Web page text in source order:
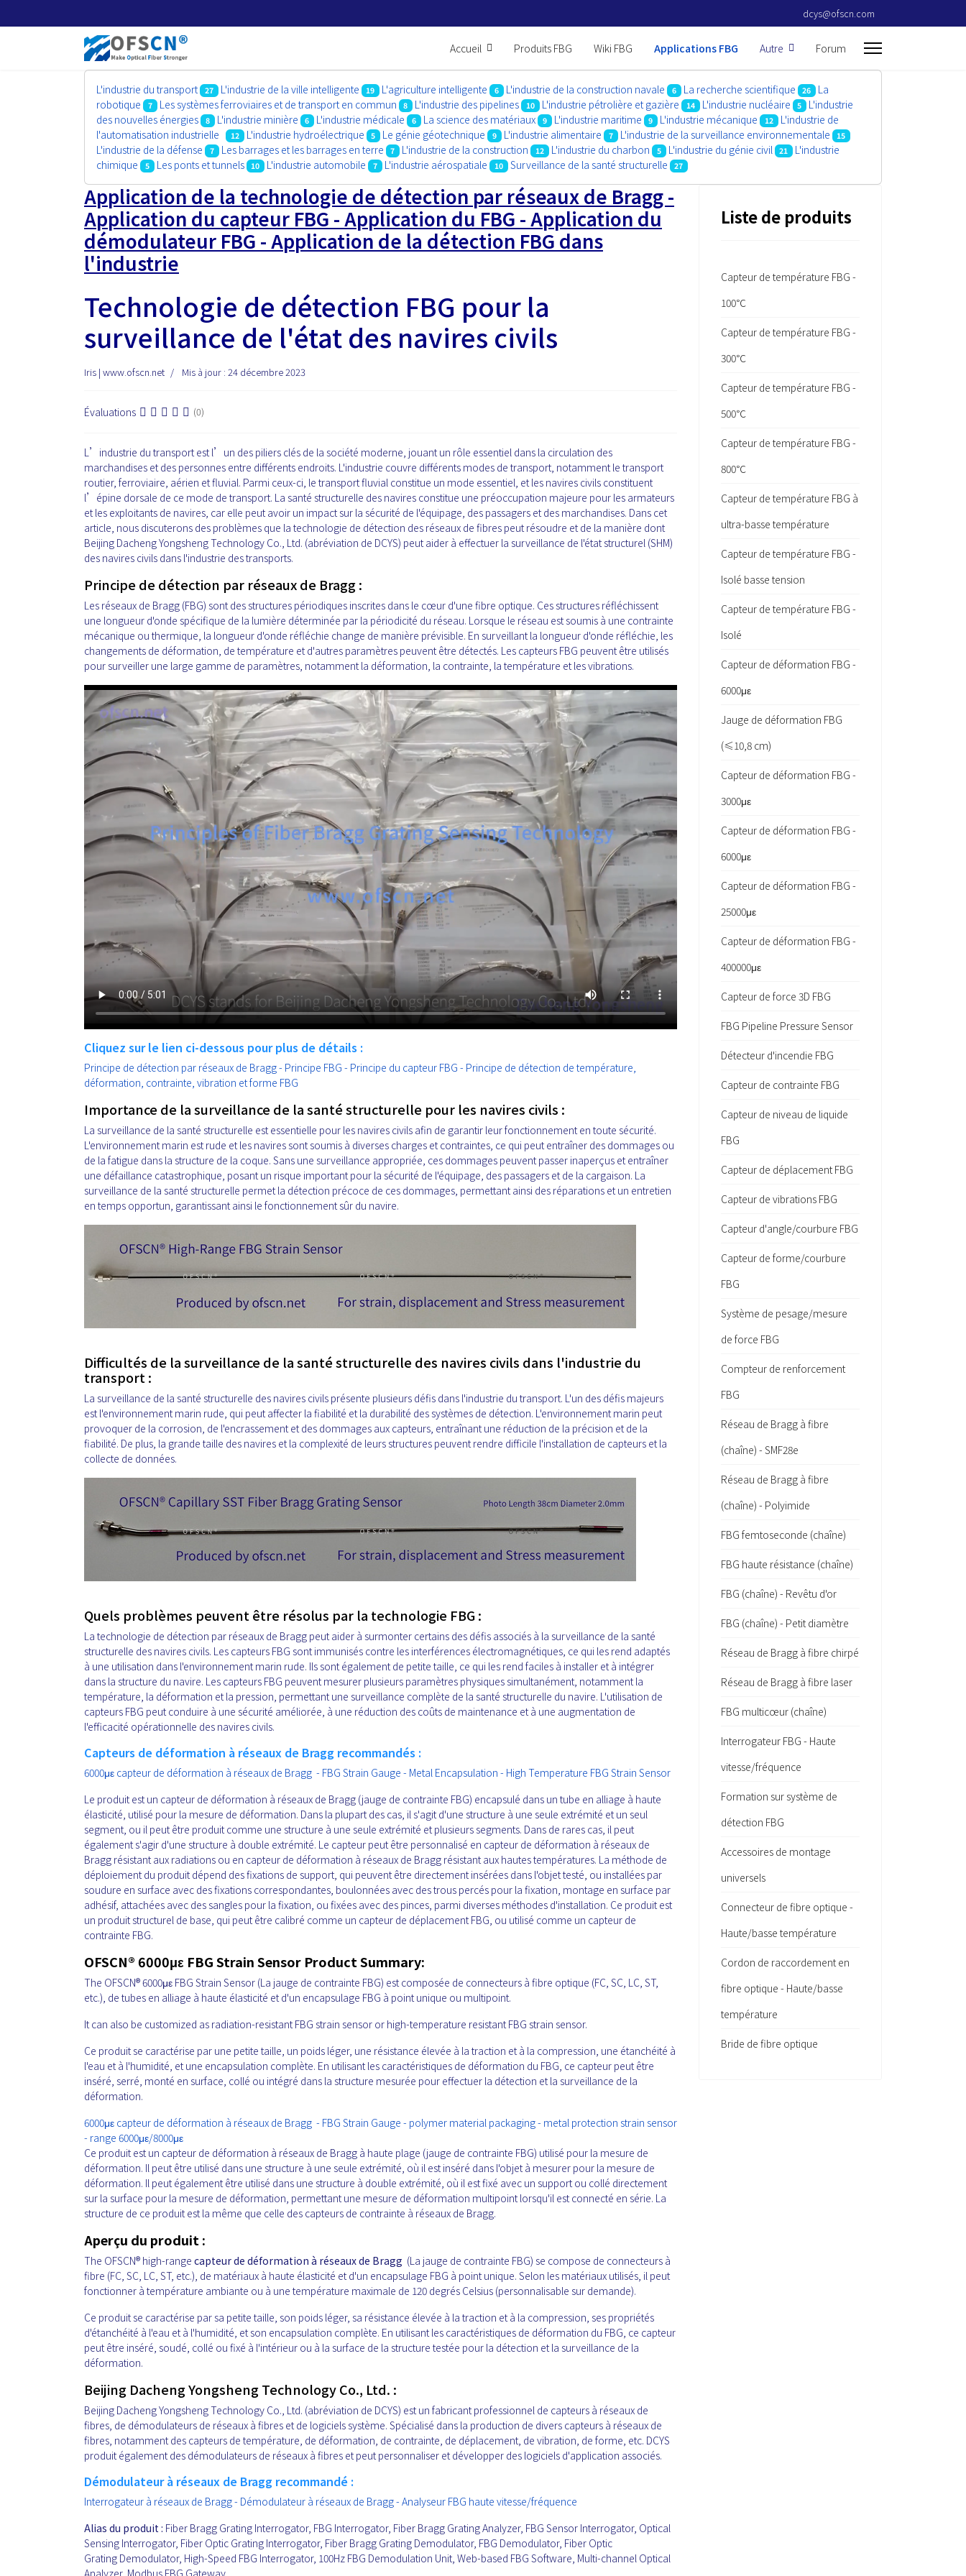
dcys@ofscn.com
Accueil Produits FBG Wiki FBG Applications FBG Autre Forum
L'industrie du transport 27 L'industrie de la ville intelligente 19 L'agriculture intelligente 6 L'industrie de la construction navale 6 La recherche scientifique 26
La
robotique
7 Les systèmes ferroviaires et de transport en commun 8 L'industrie des pipelines 10 L'industrie pétrolière et gazière 14 L'industrie nucléaire 5
L'industrie
des nouvelles énergies
8 L'industrie minière 6 L'industrie médicale 6 La science des matériaux 9 L'industrie maritime 9 L'industrie mécanique 12
L'industrie de
l'automatisation industrielle
12 L'industrie hydroélectrique 5 Le génie géotechnique 9 L'industrie alimentaire 7 L'industrie de la surveillance environnementale 15
L'industrie de la défense 7 Les barrages et les barrages en terre 7 L'industrie de la construction 12 L'industrie du charbon 5 L'industrie du génie civil 21
L'industrie
chimique
5 Les ponts et tunnels 10 L'industrie automobile 7 L'industrie aérospatiale 10 Surveillance de la santé structurelle 27
Application de la technologie de détection par réseaux de Bragg -
Application du capteur FBG - Application du FBG - Application du
démodulateur FBG - Application de la détection FBG dans
l'industrie
Technologie de détection FBG pour la
surveillance de l'état des navires civils
Iris | www.ofscn.net Mis à jour : 24 décembre 2023
Évaluations (0)
L’industrie du transport est l’un des piliers clés de la société moderne, jouant un rôle essentiel dans la circulation des
marchandises et des personnes entre différents endroits. L'industrie couvre différents modes de transport, notamment le transport
routier, ferroviaire, aérien et fluvial. Parmi ceux-ci, le transport fluvial constitue un mode essentiel, et les navires civils constituent
l’épine dorsale de ce mode de transport. La santé structurelle des navires constitue une préoccupation majeure pour les armateurs
et les exploitants de navires, car elle peut avoir un impact sur la sécurité de l'équipage, des passagers et des marchandises. Dans cet
article, nous discuterons des problèmes que la technologie de détection des réseaux de fibres peut résoudre et de la manière dont
Beijing Dacheng Yongsheng Technology Co., Ltd. (abréviation de DCYS) peut aider à effectuer la surveillance de l'état structurel (SHM)
des navires civils dans l'industrie des transports.
Principe de détection par réseaux de Bragg :
Les réseaux de Bragg (FBG) sont des structures périodiques inscrites dans le cœur d'une fibre optique. Ces structures réfléchissent
une longueur d'onde spécifique de la lumière déterminée par la périodicité du réseau. Lorsque le réseau est soumis à une contrainte
mécanique ou thermique, la longueur d'onde réfléchie change de manière prévisible. En surveillant la longueur d'onde réfléchie, les
changements de déformation, de température et d'autres paramètres peuvent être détectés. Les capteurs FBG peuvent être utilisés
pour surveiller une large gamme de paramètres, notamment la déformation, la contrainte, la température et les vibrations.
Cliquez sur le lien ci-dessous pour plus de détails :
Principe de détection par réseaux de Bragg - Principe FBG - Principe du capteur FBG - Principe de détection de température,
déformation, contrainte, vibration et forme FBG
Importance de la surveillance de la santé structurelle pour les navires civils :
La surveillance de la santé structurelle est essentielle pour les navires civils afin de garantir leur fonctionnement en toute sécurité.
L'environnement marin est rude et les navires sont soumis à diverses charges et contraintes, ce qui peut entraîner des dommages ou
de la fatigue dans la structure de la coque. Sans une surveillance appropriée, ces dommages peuvent passer inaperçus et entraîner
une défaillance catastrophique, posant un risque important pour la sécurité de l'équipage, des passagers et de la cargaison. La
surveillance de la santé structurelle permet la détection précoce de ces dommages, permettant ainsi des réparations et un entretien
en temps opportun, garantissant ainsi le fonctionnement sûr du navire.
Difficultés de la surveillance de la santé structurelle des navires civils dans l'industrie du
transport :
La surveillance de la santé structurelle des navires civils présente plusieurs défis dans l'industrie du transport. L'un des défis majeurs
est l'environnement marin rude, qui peut affecter la fiabilité et la durabilité des systèmes de détection. L'environnement marin peut
provoquer de la corrosion, de l'encrassement et des dommages aux capteurs, entraînant une réduction de la précision et de la
fiabilité. De plus, la grande taille des navires et la complexité de leurs structures peuvent rendre difficile l'installation de capteurs et la
collecte de données.
Quels problèmes peuvent être résolus par la technologie FBG :
La technologie de détection par réseaux de Bragg peut aider à surmonter certains des défis associés à la surveillance de la santé
structurelle des navires civils. Les capteurs FBG sont immunisés contre les interférences électromagnétiques, ce qui les rend adaptés
à une utilisation dans l'environnement marin rude. Ils sont également de petite taille, ce qui les rend faciles à installer et à intégrer
dans la structure du navire. Les capteurs FBG peuvent mesurer plusieurs paramètres physiques simultanément, notamment la
température, la déformation et la pression, permettant une surveillance complète de la santé structurelle du navire. L'utilisation de
capteurs FBG peut conduire à une sécurité améliorée, à une réduction des coûts de maintenance et à une augmentation de
l'efficacité opérationnelle des navires civils.
Capteurs de déformation à réseaux de Bragg recommandés :
6000με capteur de déformation à réseaux de Bragg - FBG Strain Gauge - Metal Encapsulation - High Temperature FBG Strain Sensor
Le produit est un capteur de déformation à réseaux de Bragg (jauge de contrainte FBG) encapsulé dans un tube en alliage à haute
élasticité, utilisé pour la mesure de déformation. Dans la plupart des cas, il s'agit d'une structure à une seule extrémité et un seul
segment, ou il peut être produit comme une structure à une seule extrémité et plusieurs segments. Dans de rares cas, il peut
également s'agir d'une structure à double extrémité. Le capteur peut être personnalisé en capteur de déformation à réseaux de
Bragg résistant aux radiations ou en capteur de déformation à réseaux de Bragg résistant aux hautes températures. La méthode de
déploiement du produit dépend des fixations de support, qui peuvent être directement insérées dans l'objet testé, ou installées par
soudure en surface avec des fixations correspondantes, boulonnées avec des trous percés pour la fixation, montage en surface par
adhésif, attachées avec des sangles pour la fixation, ou fixées avec des pinces, parmi diverses méthodes d'installation. Ce produit est
un produit structurel de base, qui peut être calibré comme un capteur de déplacement FBG, ou utilisé comme un capteur de
contrainte FBG.
OFSCN® 6000με FBG Strain Sensor Product Summary:
The OFSCN® 6000με FBG Strain Sensor (La jauge de contrainte FBG) est composée de connecteurs à fibre optique (FC, SC, LC, ST,
etc.), de tubes en alliage à haute élasticité et d'un encapsulage FBG à point unique ou multipoint.
It can also be customized as radiation-resistant FBG strain sensor or high-temperature resistant FBG strain sensor.
Ce produit se caractérise par une petite taille, un poids léger, une résistance élevée à la traction et à la compression, une étanchéité à
l'eau et à l'humidité, et une encapsulation complète. En utilisant les caractéristiques de déformation du FBG, ce capteur peut être
inséré, serré, monté en surface, collé ou intégré dans la structure mesurée pour effectuer la détection et la surveillance de la
déformation.
6000με capteur de déformation à réseaux de Bragg - FBG Strain Gauge - polymer material packaging - metal protection strain sensor
- range 6000με/8000με
Ce produit est un capteur de déformation à réseaux de Bragg à haute plage (jauge de contrainte FBG) utilisé pour la mesure de
déformation. Il peut être utilisé dans une structure à une seule extrémité, où il est inséré dans l'objet à mesurer pour la mesure de
déformation. Il peut également être utilisé dans une structure à double extrémité, où il est fixé avec un support ou collé directement
sur la surface pour la mesure de déformation, permettant une mesure de déformation multipoint lorsqu'il est connecté en série. La
structure de ce produit est la même que celle des capteurs de contrainte à réseaux de Bragg.
Aperçu du produit :
The OFSCN® high-range capteur de déformation à réseaux de Bragg (La jauge de contrainte FBG) se compose de connecteurs à
fibre (FC, SC, LC, ST, etc.), de matériaux à haute élasticité et d'un encapsulage FBG à point unique. Selon les matériaux utilisés, il peut
fonctionner à température ambiante ou à une température maximale de 120 degrés Celsius (personnalisable sur demande).
Ce produit se caractérise par sa petite taille, son poids léger, sa résistance élevée à la traction et à la compression, ses propriétés
d'étanchéité à l'eau et à l'humidité, et son encapsulation complète. En utilisant les caractéristiques de déformation du FBG, ce capteur
peut être inséré, soudé, collé ou fixé à l'intérieur ou à la surface de la structure testée pour la détection et la surveillance de la
déformation.
Beijing Dacheng Yongsheng Technology Co., Ltd. :
Beijing Dacheng Yongsheng Technology Co., Ltd. (abréviation de DCYS) est un fabricant professionnel de capteurs à réseaux de
fibres, de démodulateurs de réseaux à fibres et de logiciels système. Spécialisé dans la production de divers capteurs à réseaux de
fibres, notamment des capteurs de température, de déformation, de contrainte, de déplacement, de vibration, de forme, etc. DCYS
produit également des démodulateurs de réseaux à fibres et peut personnaliser et développer des logiciels d'application associés.
Démodulateur à réseaux de Bragg recommandé :
Interrogateur à réseaux de Bragg - Démodulateur à réseaux de Bragg - Analyseur FBG haute vitesse/fréquence
Alias du produit : Fiber Bragg Grating Interrogator, FBG Interrogator, Fiber Bragg Grating Analyzer, FBG Sensor Interrogator, Optical
Sensing Interrogator, Fiber Optic Grating Interrogator, Fiber Bragg Grating Demodulator, FBG Demodulator, Fiber Optic
Grating Demodulator, High-Speed FBG Interrogator, 100Hz FBG Demodulation Unit, Web-based FBG Software, Multi-channel Optical
Analyzer, Modbus FBG Gateway.
Liste de produits
Capteur de température FBG -
100℃
Capteur de température FBG -
300℃
Capteur de température FBG -
500℃
Capteur de température FBG -
800℃
Capteur de température FBG à
ultra-basse température
Capteur de température FBG -
Isolé basse tension
Capteur de température FBG -
Isolé
Capteur de déformation FBG -
6000με
Jauge de déformation FBG
(≤10,8 cm)
Capteur de déformation FBG -
3000με
Capteur de déformation FBG -
6000με
Capteur de déformation FBG -
25000με
Capteur de déformation FBG -
400000με
Capteur de force 3D FBG
FBG Pipeline Pressure Sensor
Détecteur d'incendie FBG
Capteur de contrainte FBG
Capteur de niveau de liquide
FBG
Capteur de déplacement FBG
Capteur de vibrations FBG
Capteur d'angle/courbure FBG
Capteur de forme/courbure
FBG
Système de pesage/mesure
de force FBG
Compteur de renforcement
FBG
Réseau de Bragg à fibre
(chaîne) - SMF28e
Réseau de Bragg à fibre
(chaîne) - Polyimide
FBG femtoseconde (chaîne)
FBG haute résistance (chaîne)
FBG (chaîne) - Revêtu d'or
FBG (chaîne) - Petit diamètre
Réseau de Bragg à fibre chirpé
Réseau de Bragg à fibre laser
FBG multicœur (chaîne)
Interrogateur FBG - Haute
vitesse/fréquence
Formation sur système de
détection FBG
Accessoires de montage
universels
Connecteur de fibre optique -
Haute/basse température
Cordon de raccordement en
fibre optique - Haute/basse
température
Bride de fibre optique